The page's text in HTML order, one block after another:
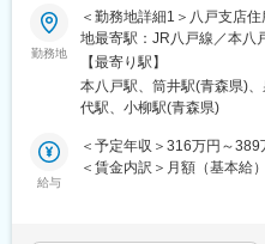
状態やニーズに応じた提案
うに信頼関係を深めていた
・また、将来的に当社への
や役員等のポストに登用し
ント力を発揮して当社を牽
■組織構成：
主な営業先は工場や病院、
製品と営業先が異なります
ます。）
■当社の製品について：
当社の製品は化学工業薬品
材など、基本的にBtoB向け
ない製品です。
勤務地
＜勤務地詳細1＞八戸支店
地最寄駅：JR八戸線／本八
務地詳細2＞青森支店住所
煙対策：屋内全面禁煙＜勤
郡大和町吉岡東三丁目7番地
【最寄り駅】
本八戸駅、筒井駅(青森県)
代駅、小柳駅(青森県)
給与
＜予定年収＞316万円～
＜賃金内訳＞月額（基本給